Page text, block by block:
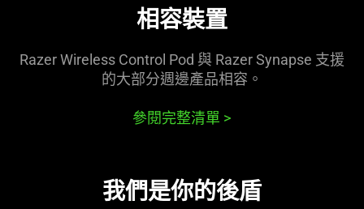
相容裝置
Razer Wireless Control Pod 與 Razer Synapse 支援
的大部分週邊產品相容。
參閱完整清單 >
我們是你的後盾